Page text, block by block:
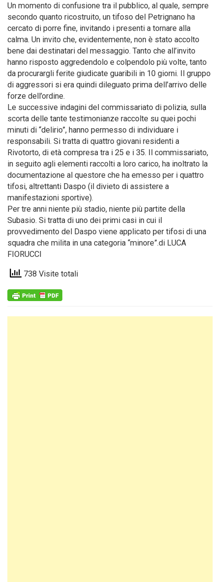
Un momento di confusione tra il pubblico, al quale, sempre
secondo quanto ricostruito, un tifoso del Petrignano ha
cercato di porre fine, invitando i presenti a tornare alla
calma. Un invito che, evidentemente, non è stato accolto
bene dai destinatari del messaggio. Tanto che all’invito
hanno risposto aggredendolo e colpendolo più volte, tanto
da procurargli ferite giudicate guaribili in 10 giorni. Il gruppo
di aggressori si era quindi dileguato prima dell’arrivo delle
forze dell’ordine.
Le successive indagini del commissariato di polizia, sulla
scorta delle tante testimonianze raccolte su quei pochi
minuti di “delirio”, hanno permesso di individuare i
responsabili. Si tratta di quattro giovani residenti a
Rivotorto, di età compresa tra i 25 e i 35. Il commissariato,
in seguito agli elementi raccolti a loro carico, ha inoltrato la
documentazione al questore che ha emesso per i quattro
tifosi, altrettanti Daspo (il divieto di assistere a
manifestazioni sportive).
Per tre anni niente più stadio, niente più partite della
Subasio. Si tratta di uno dei primi casi in cui il
provvedimento del Daspo viene applicato per tifosi di una
squadra che milita in una categoria “minore”.di LUCA
FIORUCCI
738 Visite totali